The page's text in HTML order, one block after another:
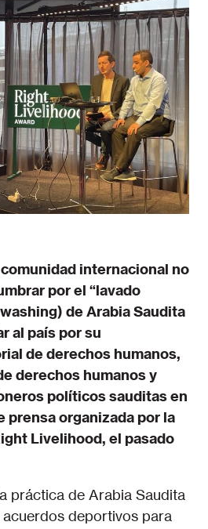
internacional no
por el “lavado
de Arabia Saudita
al país por su
de derechos humanos,
derechos humanos y
políticos sauditas en
prensa organizada por la
Livelihood, el pasado
práctica de Arabia Saudita
deportivos para